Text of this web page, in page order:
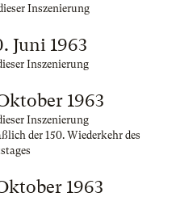
Inszenierung
Juni 1963
Inszenierung
1963
Inszenierung
der 150. Wiederkehr des
1963